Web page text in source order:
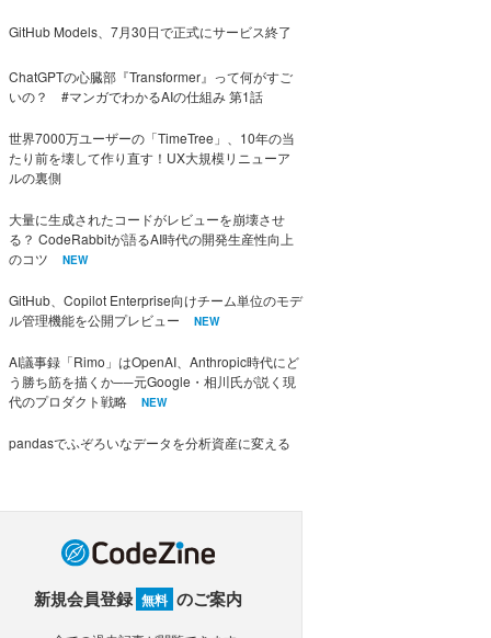
GitHub Models、7月30日で正式にサービス終了
ChatGPTの心臓部『Transformer』って何がすご
いの？ #マンガでわかるAIの仕組み 第1話
世界7000万ユーザーの「TimeTree」、10年の当
たり前を壊して作り直す！UX大規模リニューア
ルの裏側
大量に生成されたコードがレビューを崩壊させ
る？ CodeRabbitが語るAI時代の開発生産性向上
のコツ
NEW
GitHub、Copilot Enterprise向けチーム単位のモデ
ル管理機能を公開プレビュー
NEW
AI議事録「Rimo」はOpenAI、Anthropic時代にど
う勝ち筋を描くか──元Google・相川氏が説く現
代のプロダクト戦略
NEW
pandasでふぞろいなデータを分析資産に変える
新規会員登録 無料 のご案内